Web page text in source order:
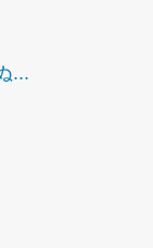
...